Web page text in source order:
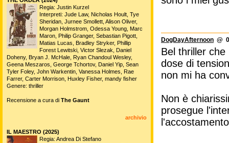
DogDayAfternoon @
Bel thriller
dose di
non mi ha
Non è
prosegue
Regia: Justin Kurzel
Interpreti: Jude Law, Nicholas Hoult, Tye
Sheridan, Jurnee Smollett, Alison Oliver,
Morgan Holmstrom, Odessa Young, Marc
Maron, Philip Granger, Sebastian Pigott,
Matias Lucas, Bradley Stryker, Phillip
Forest Lewitski, Victor Slezak, Daniel
Doheny, Bryan J. McHale, Ryan Chandoul Wesley,
Geena Meszaros, George Tchortov, Daniel Yip, Sean
Tyler Foley, John Warkentin, Vanessa Holmes, Rae
Farrer, Carter Morrison, Huxley Fisher, mandy fisher
Genere: thriller
Recensione a cura di The Gaunt
archivio
IL MAESTRO (2025)
Regia: Andrea Di Stefano